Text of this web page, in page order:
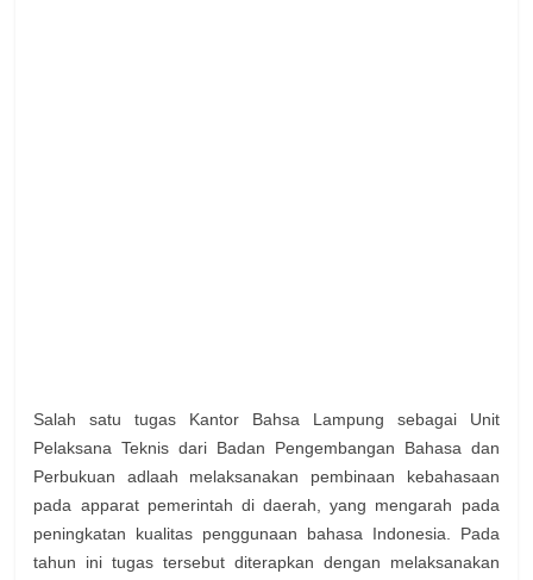
Salah satu tugas Kantor Bahsa Lampung sebagai Unit
Pelaksana Teknis dari Badan Pengembangan Bahasa dan
Perbukuan adlaah melaksanakan pembinaan kebahasaan
pada apparat pemerintah di daerah, yang mengarah pada
peningkatan kualitas penggunaan bahasa Indonesia. Pada
tahun ini tugas tersebut diterapkan dengan melaksanakan